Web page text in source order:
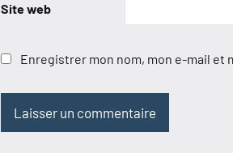
Site web
Enregistrer mon nom, mon e-mail et